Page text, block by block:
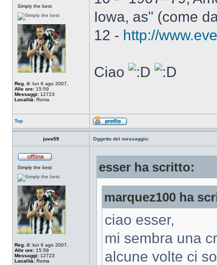
Simply the best
Reg. il: lun 6 ago 2007,
Alle ore: 15:59
Messaggi: 12723
Località: Roma
Iowa, as" (come
12 - http://
Ciao
Top
juve59 Oggetto del messaggio:
Simply the best
Reg. il: lun 6 ago 2007,
Alle ore: 15:59
Messaggi: 12723
Località: Roma
esser ha scritto:
marquez100 ha
ciao esser,
mi sembra una
alcune volte ci